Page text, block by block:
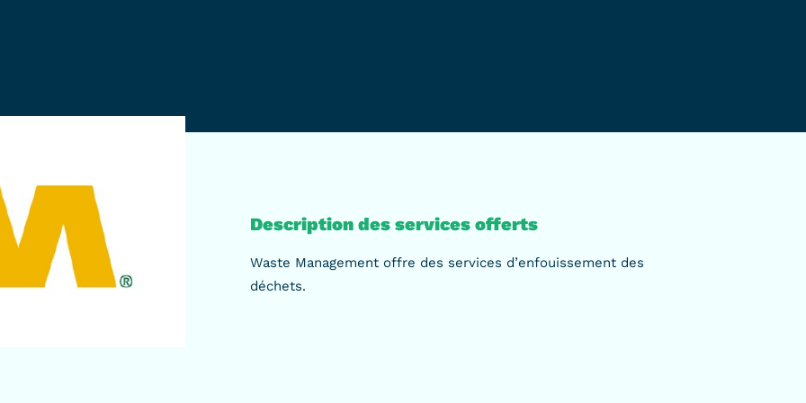
Description des services offerts
Waste Management offre des services d’enfouissement des
déchets.